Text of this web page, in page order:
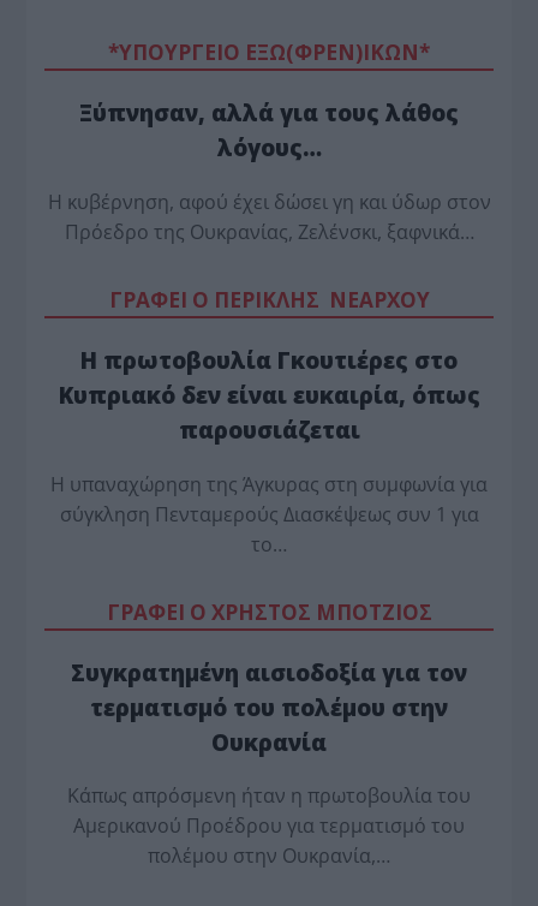
*ΥΠΟΥΡΓΕΙΟ ΕΞΩ(ΦΡΕΝ)ΙΚΩΝ*
Ξύπνησαν, αλλά για τους λάθος
λόγους…
Η κυβέρνηση, αφού έχει δώσει γη και ύδωρ στον
Πρόεδρο της Ουκρανίας, Ζελένσκι, ξαφνικά…
ΓΡΑΦΕΙ Ο ΠΕΡΙΚΛΗΣ ΝΕΑΡΧΟΥ
Η πρωτοβουλία Γκουτιέρες στο
Κυπριακό δεν είναι ευκαιρία, όπως
παρουσιάζεται
Η υπαναχώρηση της Άγκυρας στη συμφωνία για
σύγκληση Πενταμερούς Διασκέψεως συν 1 για
το…
ΓΡΑΦΕΙ Ο ΧΡΗΣΤΟΣ ΜΠΟΤΖΙΟΣ
Συγκρατημένη αισιοδοξία για τον
τερματισμό του πολέμου στην
Ουκρανία
Κάπως απρόσμενη ήταν η πρωτοβουλία του
Αμερικανού Προέδρου για τερματισμό του
πολέμου στην Ουκρανία,…